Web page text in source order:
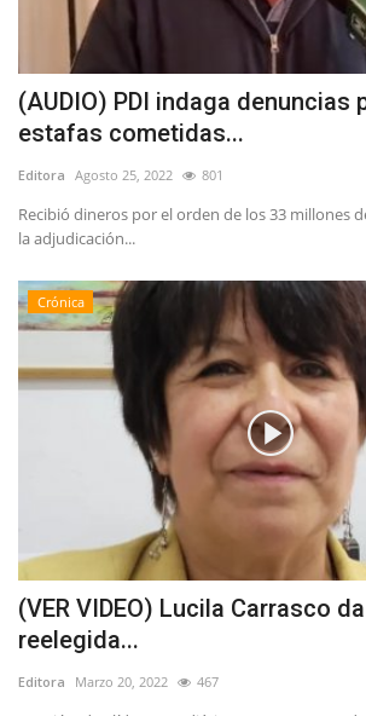
(AUDIO) PDI indaga denuncias
estafas cometidas...
Editora Agosto 25, 2022 801
Recibió dineros por el orden de los 33 millones
la adjudicación...
Crónica
(VER VIDEO) Lucila Carrasco
reelegida...
Editora Marzo 20, 2022 467